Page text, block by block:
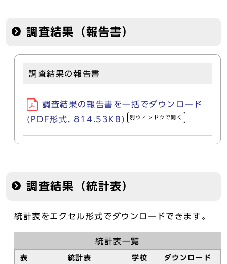
調査結果（報告書）
調査結果の報告書
調査結果の報告書を一括でダウンロード
(PDF形式, 814.53KB)
別ウィンドウで開く
調査結果（統計表）
統計表をエクセル形式でダウンロードできます。
統計表一覧
表
統計表
学校
ダウンロード